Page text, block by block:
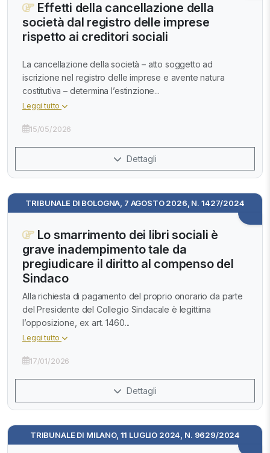
Effetti della cancellazione della
società dal registro delle imprese
rispetto ai creditori sociali
La cancellazione della società – atto soggetto ad
iscrizione nel registro delle imprese e avente natura
costitutiva – determina l’estinzione...
Leggi tutto
15/05/2026
Dettagli
TRIBUNALE DI BOLOGNA, 7 AGOSTO 2026, N. 1427/2024
Lo smarrimento dei libri sociali è
grave inadempimento tale da
pregiudicare il diritto al compenso del
Sindaco
Alla richiesta di pagamento del proprio onorario da parte
del Presidente del Collegio Sindacale è legittima
l’opposizione, ex art. 1460...
Leggi tutto
17/01/2026
Dettagli
TRIBUNALE DI MILANO, 11 LUGLIO 2024, N. 9629/2024